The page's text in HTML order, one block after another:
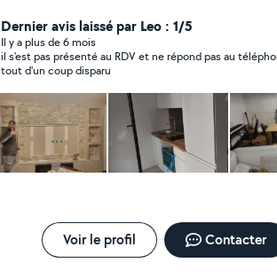
contacter merci
Dernier avis laissé par Leo : 1/5
Il y a plus de 6 mois
il s'est pas présenté au RDV et ne répond pas au
tout d'un coup disparu
Voir le profil Contacter